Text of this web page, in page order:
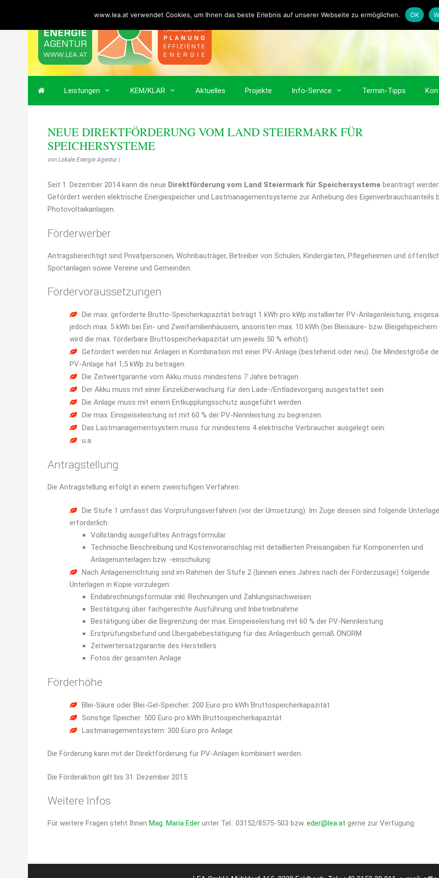
Leistungen KEM/KLAR Aktuelles Projekte Info-Service Termin-Tipps
NEUE DIREKTFÖRDERUNG VOM LAND STEIERMARK FÜR
SPEICHERSYSTEME
von Lokale Energie Agentur |
Seit 1. Dezember 2014 kann die neue Direktförderung vom Land Steiermark für Speichersysteme beantragt
Gefördert werden elektrische Energiespeicher und Lastmanagementsysteme zur Anhebung des Eigenverbrauchsanteils
Photovoltaikanlagen.
Förderwerber
Antragsberechtigt sind Privatpersonen, Wohnbauträger, Betreiber von Schulen, Kindergärten, Pflegeheimen und
Sportanlagen sowie Vereine und Gemeinden.
Fördervoraussetzungen
Die max. geförderte Brutto-Speicherkapazität beträgt 1 kWh pro kWp installierter PV-Anlagenleistung,
jedoch max. 5 kWh bei Ein- und Zweifamilienhäusern, ansonsten max. 10 kWh (bei Bleisäure- bzw. Bleigelspeichern
wird die max. förderbare Bruttospeicherkapazität um jeweils 50 % erhöht).
Gefördert werden nur Anlagen in Kombination mit einer PV-Anlage (bestehend oder neu). Die Mindestgröße
PV-Anlage hat 1,5 kWp zu betragen.
Die Zeitwertgarantie vom Akku muss mindestens 7 Jahre betragen.
Der Akku muss mit einer Einzelüberwachung für den Lade-/Entladevorgang ausgestattet sein.
Die Anlage muss mit einem Entkupplungsschutz ausgeführt werden.
Die max. Einspeiseleistung ist mit 60 % der PV-Nennleistung zu begrenzen.
Das Lastmanagementsystem muss für mindestens 4 elektrische Verbraucher ausgelegt sein.
u.a.
Antragstellung
Die Antragstellung erfolgt in einem zweistufigen Verfahren.
Die Stufe 1 umfasst das Vorprüfungsverfahren (vor der Umsetzung). Im Zuge dessen sind folgende
erforderlich:
Vollständig ausgefülltes Antragsformular
Technische Beschreibung und Kostenvoranschlag mit detaillierten Preisangaben für Komponenten und
Anlagenunterlagen bzw. -einschulung
Nach Anlagenerrichtung sind im Rahmen der Stufe 2 (binnen eines Jahres nach der Förderzusage) folgende
Unterlagen in Kopie vorzulegen:
Endabrechnungsformular inkl. Rechnungen und Zahlungsnachweisen
Bestätigung über fachgerechte Ausführung und Inbetriebnahme
Bestätigung über die Begrenzung der max. Einspeiseleistung mit 60 % der PV-Nennleistung
Erstprüfungsbefund und Übergabebestätigung für das Anlagenbuch gemäß ÖNORM
Zeitwertersatzgarantie des Herstellers
Fotos der gesamten Anlage
Förderhöhe
Blei-Säure oder Blei-Gel-Speicher: 200 Euro pro kWh Bruttospeicherkapazität
Sonstige Speicher: 500 Euro pro kWh Bruttospeicherkapazität
Lastmanagementsystem: 300 Euro pro Anlage
Die Förderung kann mit der Direktförderung für PV-Anlagen kombiniert werden.
Die Förderaktion gilt bis 31. Dezember 2015.
Weitere Infos
Für weitere Fragen steht Ihnen Mag. Maria Eder unter Tel.: 03152/8575-503 bzw. eder@lea.at gerne zur Verfügung.
www.lea.at verwendet Cookies, um Ihnen das beste Erlebnis auf unserer Webseite zu ermöglichen. OK